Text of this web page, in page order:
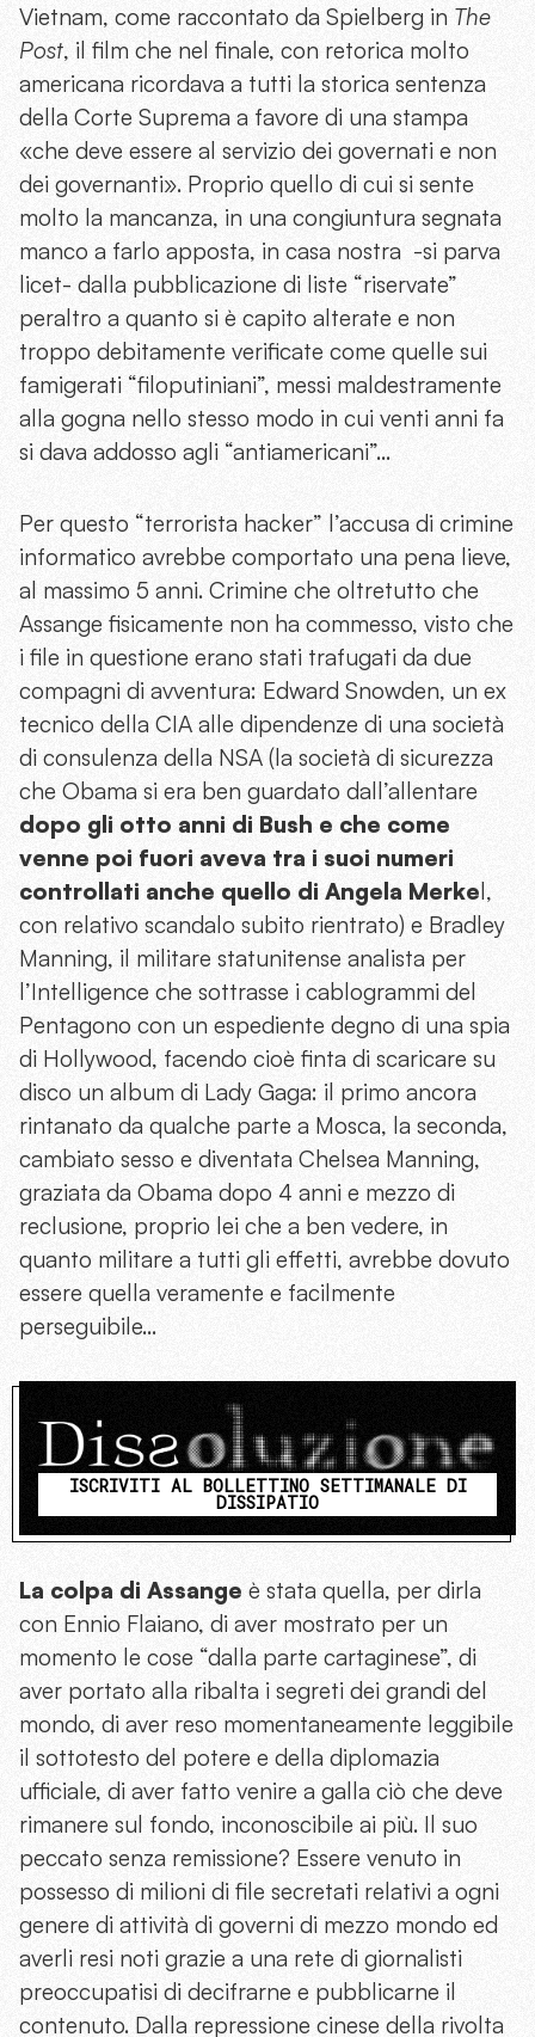
Vietnam, come raccontato da Spielberg in The
Post, il film che nel finale, con retorica molto
americana ricordava a tutti la storica sentenza
della Corte Suprema a favore di una stampa
«che deve essere al servizio dei governati e non
dei governanti». Proprio quello di cui si sente
molto la mancanza, in una congiuntura segnata
manco a farlo apposta, in casa nostra -si parva
licet- dalla pubblicazione di liste “riservate”
peraltro a quanto si è capito alterate e non
troppo debitamente verificate come quelle sui
famigerati “filoputiniani”, messi maldestramente
alla gogna nello stesso modo in cui venti anni fa
si dava addosso agli “antiamericani”…
Per questo “terrorista hacker” l’accusa di crimine
informatico avrebbe comportato una pena lieve,
al massimo 5 anni. Crimine che oltretutto che
Assange fisicamente non ha commesso, visto che
i file in questione erano stati trafugati da due
compagni di avventura: Edward Snowden, un ex
tecnico della CIA alle dipendenze di una società
di consulenza della NSA (la società di sicurezza
che Obama si era ben guardato dall’allentare
dopo gli otto anni di Bush e che come
venne poi fuori aveva tra i suoi numeri
controllati anche quello di Angela Merkel,
con relativo scandalo subito rientrato) e Bradley
Manning, il militare statunitense analista per
l’Intelligence che sottrasse i cablogrammi del
Pentagono con un espediente degno di una spia
di Hollywood, facendo cioè finta di scaricare su
disco un album di Lady Gaga: il primo ancora
rintanato da qualche parte a Mosca, la seconda,
cambiato sesso e diventata Chelsea Manning,
graziata da Obama dopo 4 anni e mezzo di
reclusione, proprio lei che a ben vedere, in
quanto militare a tutti gli effetti, avrebbe dovuto
essere quella veramente e facilmente
perseguibile…
ISCRIVITI AL BOLLETTINO SETTIMANALE DI
DISSIPATIO
La colpa di Assange è stata quella, per dirla
con Ennio Flaiano, di aver mostrato per un
momento le cose “dalla parte cartaginese”, di
aver portato alla ribalta i segreti dei grandi del
mondo, di aver reso momentaneamente leggibile
il sottotesto del potere e della diplomazia
ufficiale, di aver fatto venire a galla ciò che deve
rimanere sul fondo, inconoscibile ai più. Il suo
peccato senza remissione? Essere venuto in
possesso di milioni di file secretati relativi a ogni
genere di attività di governi di mezzo mondo ed
averli resi noti grazie a una rete di giornalisti
preoccupatisi di decifrarne e pubblicarne il
contenuto. Dalla repressione cinese della rivolta